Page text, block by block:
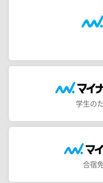
学生の
合宿